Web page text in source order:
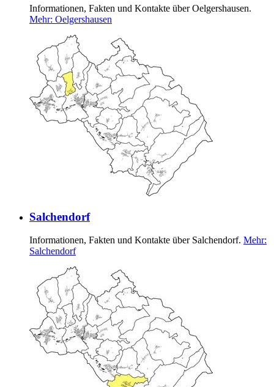
Informationen, Fakten und Kontakte über Oelgershausen.
Mehr: Oelgershausen
Salchendorf
Informationen, Fakten und Kontakte über Salchendorf. Mehr:
Salchendorf